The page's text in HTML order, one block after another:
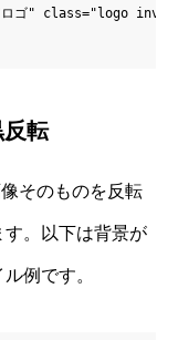
ゴ" class="logo
転
そのものを反転
す。以下は背景が
例です。